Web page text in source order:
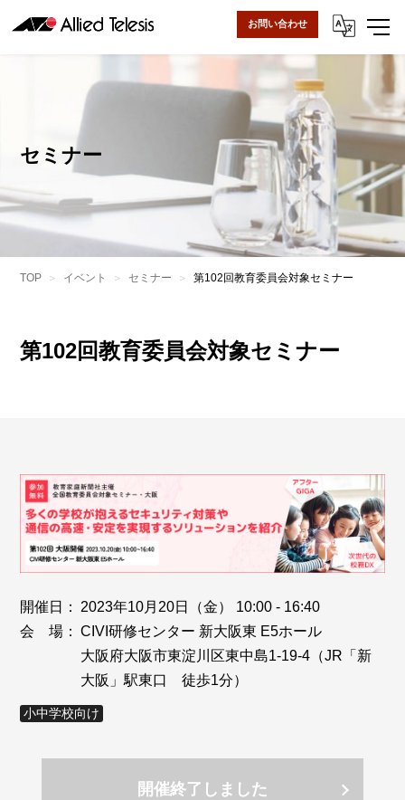
お問い合わせ
セミナー
TOP イベント セミナー 第102回教育委員会対象セミナー
第102回教育委員会対象セミナー
開催日：
2023年10月20日（金） 10:00 - 16:40
会 場：
CIVI研修センター 新大阪東 E5ホール
大阪府大阪市東淀川区東中島1-19-4（JR「新
大阪」駅東口 徒歩1分）
小中学校向け
開催終了しました